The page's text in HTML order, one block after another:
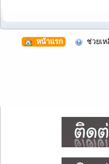
หน้าแรก ช่วยเห